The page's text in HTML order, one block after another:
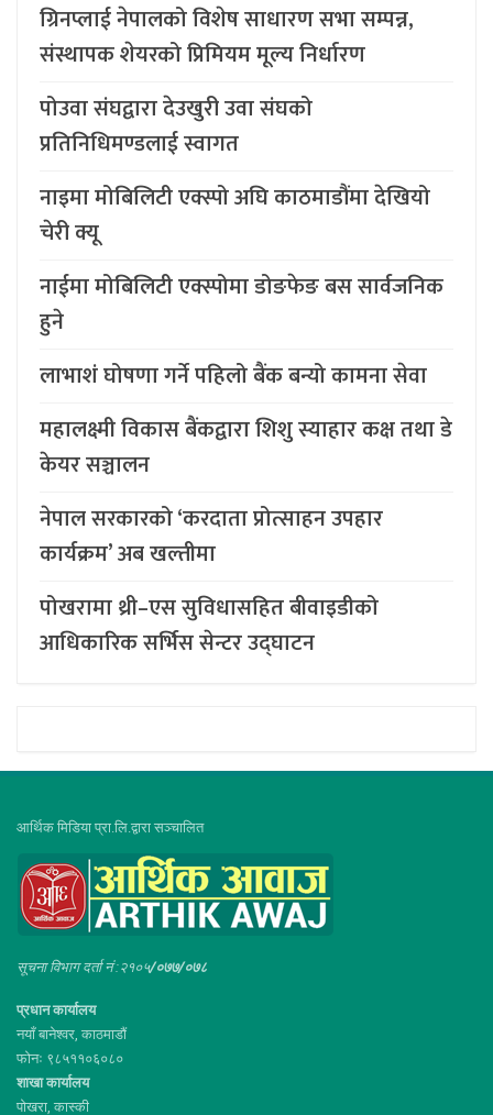
ग्रिनप्लाई नेपालको विशेष साधारण सभा सम्पन्न,
संस्थापक शेयरको प्रिमियम मूल्य निर्धारण
पोउवा संघद्वारा देउखुरी उवा संघको
प्रतिनिधिमण्डलाई स्वागत
नाइमा मोबिलिटी एक्स्पो अघि काठमाडौंमा देखियो
चेरी क्यू
नाईमा मोबिलिटी एक्स्पोमा डोङफेङ बस सार्वजनिक
हुने
लाभाशं घोषणा गर्ने पहिलो बैंक बन्यो कामना सेवा
महालक्ष्मी विकास बैंकद्वारा शिशु स्याहार कक्ष तथा डे
केयर सञ्चालन
नेपाल सरकारको ‘करदाता प्रोत्साहन उपहार
कार्यक्रम’ अब खल्तीमा
पोखरामा थ्री–एस सुविधासहित बीवाइडीको
आधिकारिक सर्भिस सेन्टर उद्घाटन
आर्थिक मिडिया प्रा.लि.द्वारा सञ्चालित
सूचना विभाग दर्ता नं :२१०५/०७७/०७८
प्रधान कार्यालय
नयाँ बानेश्वर, काठमाडौं
फोनः ९८५११०६०८०
शाखा कार्यालय
पोखरा, कास्की